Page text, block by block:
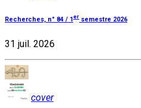
Recherches, n° 84 / 1er semestre 2026
31 juil. 2026
cover